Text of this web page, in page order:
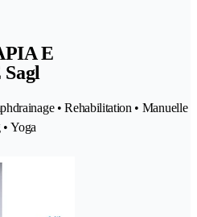
E
• Rehabilitation • Manuelle
Yoga